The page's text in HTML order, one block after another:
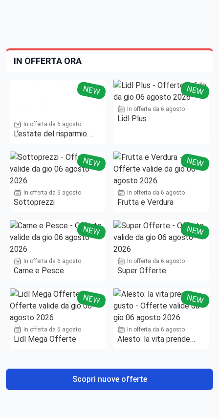
IN OFFERTA ORA
NEW
In offerta da 6 agosto
L'estate del risparmio.
NEW
In offerta da 6 agosto
Lidl Plus
NEW
In offerta da 6 agosto
Sottoprezzi
NEW
In offerta da 6 agosto
Frutta e Verdura
NEW
In offerta da 6 agosto
Carne e Pesce
NEW
In offerta da 6 agosto
Super Offerte
NEW
In offerta da 6 agosto
Lidl Mega Offerte
NEW
In offerta da 6 agosto
Alesto: la vita prende
Scopri nuove offerte